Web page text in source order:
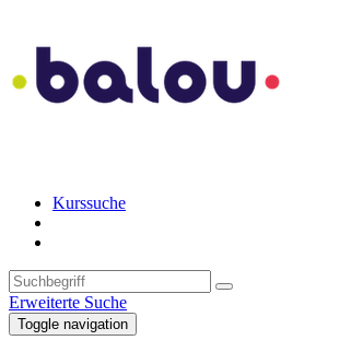
Kurssuche
Erweiterte Suche
Toggle navigation